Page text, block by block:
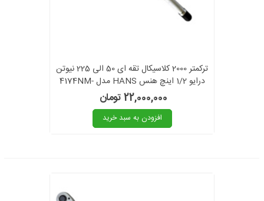
ترکمتر 2000 کلاسیکال تقه ای 50 الی 225 نیوتن
درایو 1/2 اینچ هنس HANS مدل 4174NM-
225
22,000,000 تومان
افزودن به سبد خرید